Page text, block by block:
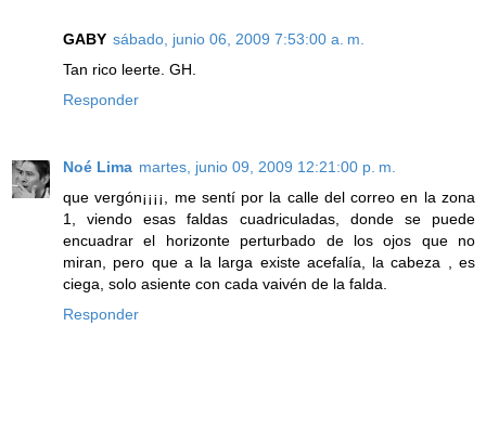
GABY sábado, junio 06, 2009 7:53:00 a. m.
Tan rico leerte. GH.
Responder
Noé Lima martes, junio 09, 2009 12:21:00 p. m.
que vergón¡¡¡¡, me sentí por la calle del correo en la zona
1, viendo esas faldas cuadriculadas, donde se puede
encuadrar el horizonte perturbado de los ojos que no
miran, pero que a la larga existe acefalía, la cabeza , es
ciega, solo asiente con cada vaivén de la falda.
Responder